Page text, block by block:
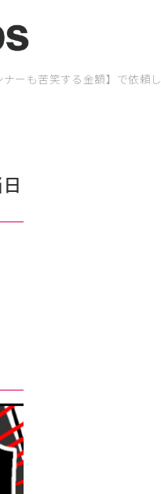
ナーも苦笑する金額】で依